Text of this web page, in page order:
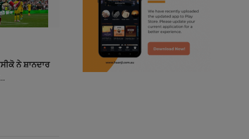
ਨੇ ਸ਼ਾਨਦਾਰ
punjabi podcast australia
radio haanji updates
punjabi kahani